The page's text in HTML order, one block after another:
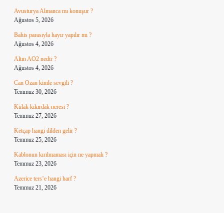
Avusturya Almanca mı konuşur ?
Ağustos 5, 2026
Bahis parasıyla hayır yapılır mı ?
Ağustos 4, 2026
Altın AO2 nedir ?
Ağustos 4, 2026
Can Ozan kimle sevgili ?
Temmuz 30, 2026
Kulak kıkırdak neresi ?
Temmuz 27, 2026
Ketçap hangi dilden gelir ?
Temmuz 25, 2026
Kablonun kırılmaması için ne yapmalı ?
Temmuz 23, 2026
Azerice ters’e hangi harf ?
Temmuz 21, 2026